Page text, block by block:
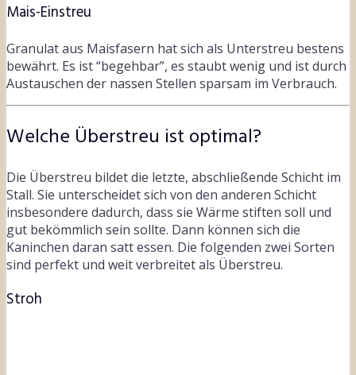
Mais-Einstreu
Granulat aus Maisfasern hat sich als Unterstreu bestens
bewährt. Es ist “begehbar”, es staubt wenig und ist durch
Austauschen der nassen Stellen sparsam im Verbrauch.
Welche Überstreu ist optimal?
Die Überstreu bildet die letzte, abschließende Schicht im
Stall. Sie unterscheidet sich von den anderen Schicht
insbesondere dadurch, dass sie Wärme stiften soll und
gut bekömmlich sein sollte. Dann können sich die
Kaninchen daran satt essen. Die folgenden zwei Sorten
sind perfekt und weit verbreitet als Überstreu.
Stroh